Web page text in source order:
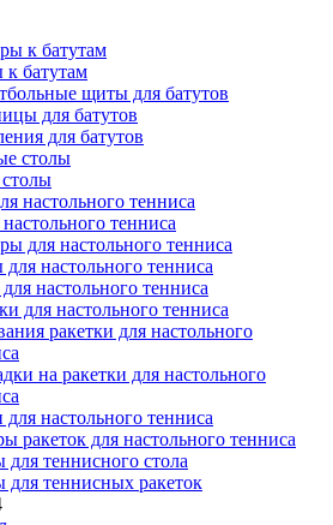
к батутам
щиты для батутов
для батутов
для батутов
тенниса
настольного тенниса
настольного тенниса
для настольного тенниса
ракетки для настольного
на ракетки для настольного
для настольного тенниса
ракеток для настольного тенниса
для теннисного стола
для теннисных ракеток